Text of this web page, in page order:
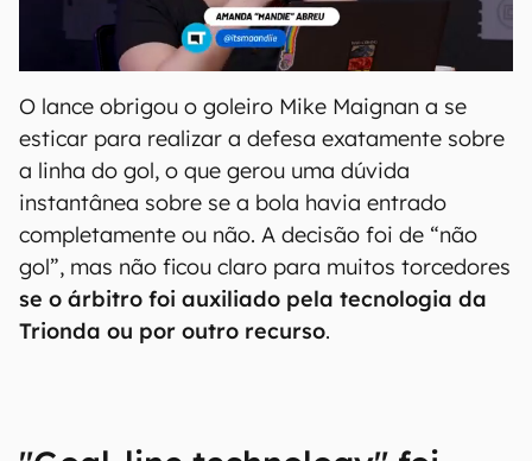
O lance obrigou o goleiro Mike Maignan a se
esticar para realizar a defesa exatamente sobre
a linha do gol, o que gerou uma dúvida
instantânea sobre se a bola havia entrado
completamente ou não. A decisão foi de “não
gol”, mas não ficou claro para muitos torcedores
se o árbitro foi auxiliado pela tecnologia da
Trionda ou por outro recurso.